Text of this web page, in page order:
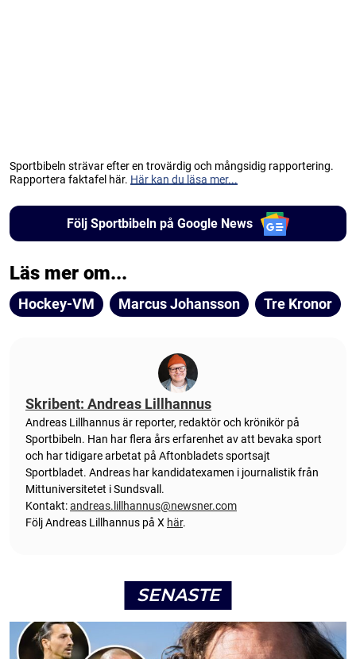
Sportbibeln strävar efter en trovärdig och mångsidig rapportering.
Rapportera faktafel här. Här kan du läsa mer...
Följ Sportbibeln på Google News
Läs mer om...
Hockey-VM Marcus Johansson Tre Kronor
Skribent: Andreas Lillhannus
Andreas Lillhannus är reporter, redaktör och krönikör på
Sportbibeln. Han har flera års erfarenhet av att bevaka sport
och har tidigare arbetat på Aftonbladets sportsajt
Sportbladet. Andreas har kandidatexamen i journalistik från
Mittuniversitetet i Sundsvall.
Kontakt:andreas.lillhannus@newsner.com
Följ Andreas Lillhannus på X här.
SENASTE